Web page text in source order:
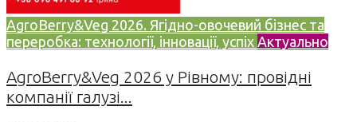
AgroBerry&Veg 2026. Ягідно-овочевий бізнес та
переробка: технології, інновації, успіх Актуально
AgroBerry&Veg 2026 у Рівному: провідні
компанії галузі...